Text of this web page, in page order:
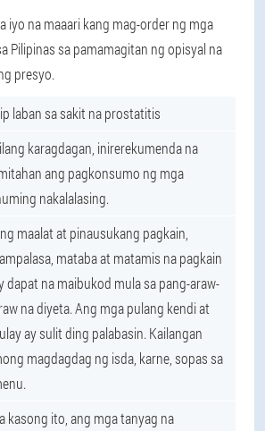
iyo na maaari kang mag-order ng mga
Pilipinas sa pamamagitan ng opisyal na
presyo.
laban sa sakit na prostatitis
karagdagan, inirerekumenda na
ang pagkonsumo ng mga
nakalalasing.
maalat at pinausukang pagkain,
mataba at matamis na pagkain
dapat na maibukod mula sa pang-araw-
na diyeta. Ang mga pulang kendi at
ay sulit ding palabasin. Kailangan
magdagdag ng isda, karne, sopas sa
kasong ito, ang mga tanyag na